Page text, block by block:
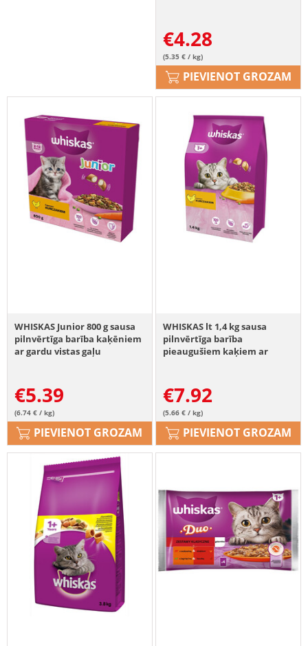
€4.28
(5.35 € / kg)
PIEVIENOT GROZAM
WHISKAS Junior 800 g sausa
pilnvērtīga barība kaķēniem
ar gardu vistas gaļu
€5.39
(6.74 € / kg)
PIEVIENOT GROZAM
WHISKAS lt 1,4 kg sausa
pilnvērtīga barība
pieaugušiem kaķiem ar
€7.92
(5.66 € / kg)
PIEVIENOT GROZAM